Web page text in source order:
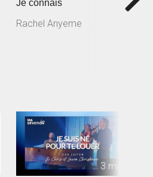
Je connais
Rachel Anyeme
3 min